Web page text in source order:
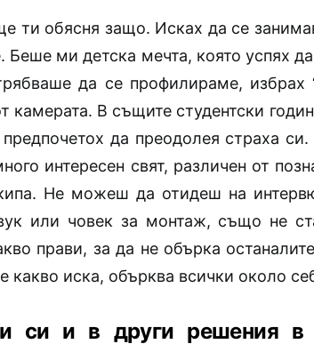
ти обясня защо. Исках да се
ми детска мечта, която успях
да се профилираме, избрах
камерата. В същите студентски
да преодолея страха
интересен свят, различен от
Не можеш да отидеш на
или човек за монтаж, също не
прави, за да не обърка
какво иска, обърква всички около
си и в други решения в